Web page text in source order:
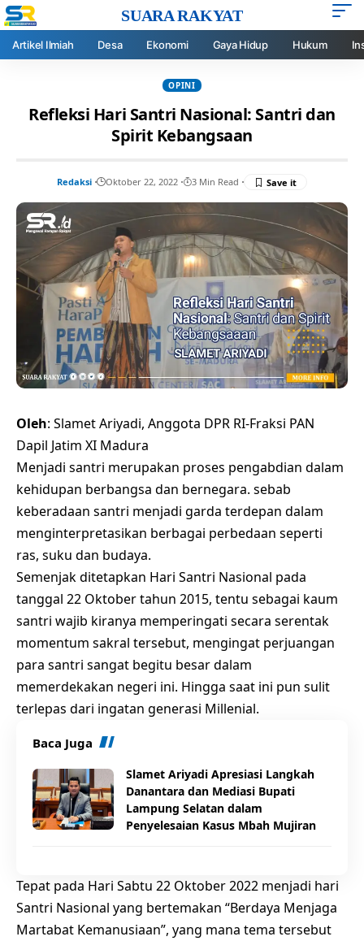
SUARA RAKYAT
Artikel Ilmiah Desa Ekonomi Gaya Hidup Hukum
OPINI
Refleksi Hari Santri Nasional: Santri dan
Spirit Kebangsaan
Redaksi Oktober 22, 2022 3 Min Read
Oleh: Slamet Ariyadi, Anggota DPR RI-Fraksi PAN
Dapil Jatim XI Madura
Menjadi santri merupakan proses pengabdian dalam
kehidupan berbangsa dan bernegara. sebab
keberadaan santri menjadi garda terdepan dalam
menginterpretasikan berbagai perbedaan seperti
ras, suku dan budaya.
Semenjak ditetapkan Hari Santri Nasional pada
tanggal 22 Oktober tahun 2015, tentu sebagai kaum
santri wajib kiranya memperingati secara serentak
momentum sakral tersebut, mengingat perjuangan
para santri sangat begitu besar dalam
memerdekakan negeri ini. Hingga saat ini pun sulit
terlepas dari ingatan generasi Millenial.
Baca Juga
Slamet Ariyadi Apresiasi Langkah
Danantara dan Mediasi Bupati
Lampung Selatan dalam
Penyelesaian Kasus Mbah Mujiran
Tepat pada Hari Sabtu 22 Oktober 2022 menjadi hari
Santri Nasional yang bertemakan “Berdaya Menjaga
Martabat Kemanusiaan”, yang mana tema tersebut